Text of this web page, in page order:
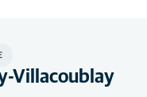
Villacoublay